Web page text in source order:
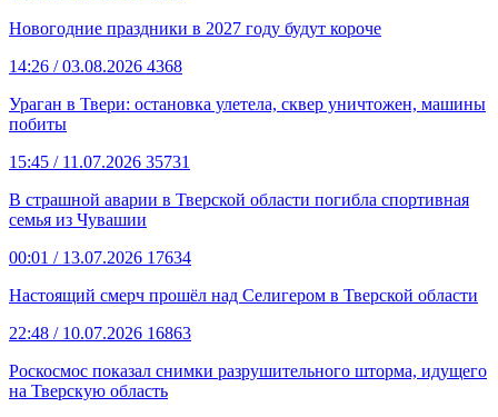
Новогодние праздники в 2027 году будут короче
14:26 / 03.08.2026 4368
Ураган в Твери: остановка улетела, сквер уничтожен, машины
побиты
15:45 / 11.07.2026 35731
В страшной аварии в Тверской области погибла спортивная
семья из Чувашии
00:01 / 13.07.2026 17634
Настоящий смерч прошёл над Селигером в Тверской области
22:48 / 10.07.2026 16863
Роскосмос показал снимки разрушительного шторма, идущего
на Тверскую область